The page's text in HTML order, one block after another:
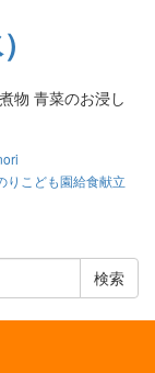
青菜のお浸し
りこども園給食献立